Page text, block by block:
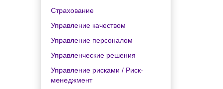
Страхование
Управление качеством
Управление персоналом
Управленческие решения
Управление рисками / Риск-
менеджмент